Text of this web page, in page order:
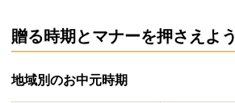
贈る時期とマナーを押さえよう
地域別のお中元時期